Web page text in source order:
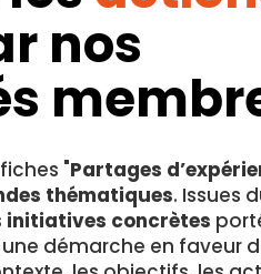
nos
"Partages
thématiques. Issues
initiatives concrètes
démarche en faveur